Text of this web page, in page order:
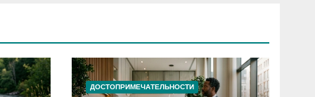
ДОСТОПРИМЕЧАТЕЛЬНОСТИ